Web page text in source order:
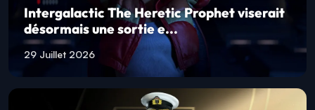
Intergalactic The Heretic Prophet viserait
désormais une sortie e...
29 Juillet 2026